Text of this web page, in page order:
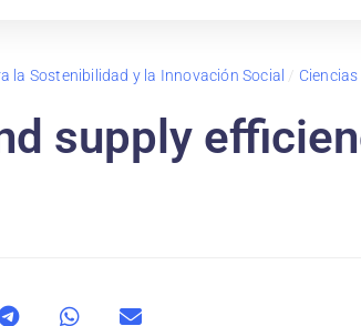
la Sostenibilidad y la Innovación Social /
supply